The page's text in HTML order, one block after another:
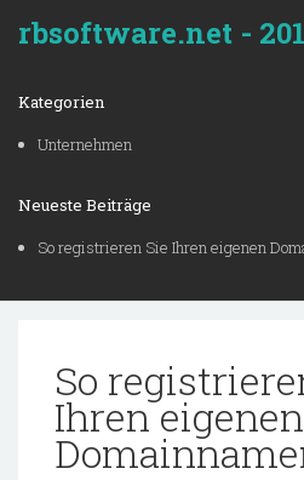
rbsoftware.net -
Kategorien
Unternehmen
Neueste Beiträge
So registrieren Sie Ihren eigenen
So
Ihren eigenen